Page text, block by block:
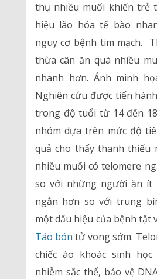
thụ nhiều muối khiến trẻ
hiệu lão hóa tế bào
nguy cơ bệnh tim mạch.
thừa cân ăn quá nhiều
nhanh hơn. Ảnh minh
Nghiên cứu được tiến
trong độ tuổi từ 14 đến
nhóm dựa trên mức độ
quả cho thấy thanh thiếu
nhiều muối có telomere
so với những người ăn ít
ngắn hơn so với trung
một dấu hiệu của bệnh tật
Táo bón tử vong sớm.
chiếc áo khoác sinh
nhiễm sắc thể, bảo vệ